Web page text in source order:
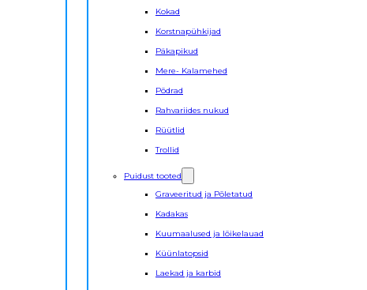
Kokad
Korstnapühkijad
Päkapikud
Mere- Kalamehed
Põdrad
Rahvariides nukud
Rüütlid
Trollid
Puidust tooted
Graveeritud ja Põletatud
Kadakas
Kuumaalused ja lõikelauad
Küünlatopsid
Laekad ja karbid